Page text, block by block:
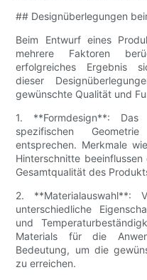
## Designüberlegungen
Beim Entwurf eines
mehrere Faktoren
erfolgreiches Ergebnis
dieser
gewünschte Qualität und
1. **Formdesign**:
spezifischen
entsprechen. Merkmale
Hinterschnitte
Gesamtqualität des
2. **Materialauswahl**:
unterschiedliche
und
Materials für die
Bedeutung, um die
zu erreichen.